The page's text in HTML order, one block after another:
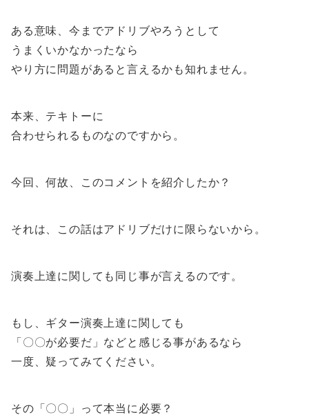
ある意味、今までアドリブやろうとして
うまくいかなかったなら
やり方に問題があると言えるかも知れません。
本来、テキトーに
合わせられるものなのですから。
今回、何故、このコメントを紹介したか？
それは、この話はアドリブだけに限らないから。
演奏上達に関しても同じ事が言えるのです。
もし、ギター演奏上達に関しても
「〇〇が必要だ」などと感じる事があるなら
一度、疑ってみてください。
その「〇〇」って本当に必要？